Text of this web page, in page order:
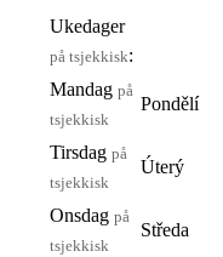
Ukedager
på tsjekkisk:
Mandag på
tsjekkisk
Pondělí
Tirsdag på
tsjekkisk
Úterý
Onsdag på
tsjekkisk
Středa